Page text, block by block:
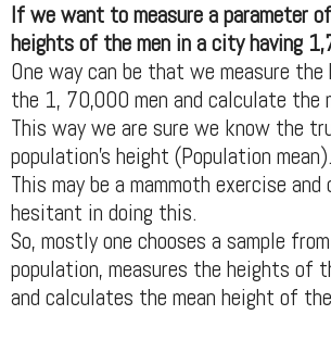
If we want to measure a parameter
heights of the men in a city having
One way can be that we measure
the 1, 70,000 men and calculate the
This way we are sure we know the
population’s height (Population mean).
This may be a mammoth exercise and
hesitant in doing this.
So, mostly one chooses a sample
population, measures the heights of
and calculates the mean height of